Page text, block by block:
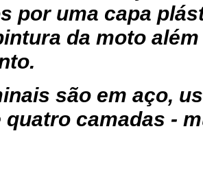
por uma capa
da moto
são em aço,
quatro camadas -